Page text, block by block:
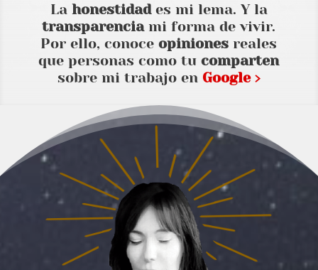
La honestidades mi lema. Y la
transparenciami forma de vivir.
Por ello, conoceopiniones reales
que personas como tucomparten
sobre mi trabajo en Google ›